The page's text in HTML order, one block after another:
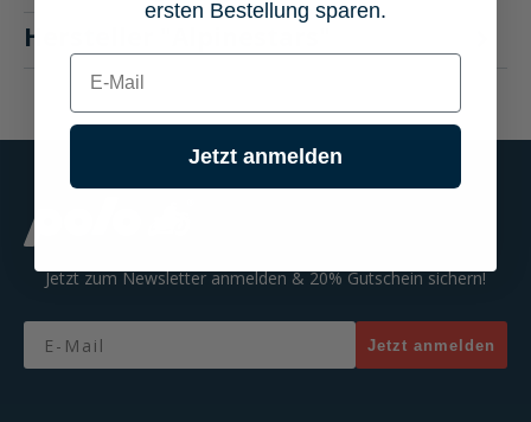
Hersteller "Alpinestars"
Jetzt zum Newsletter anmelden & 20% Gutschein sichern!
Email
Jetzt anmelden
ersten Bestellung sparen.
E-mail
Jetzt anmelden